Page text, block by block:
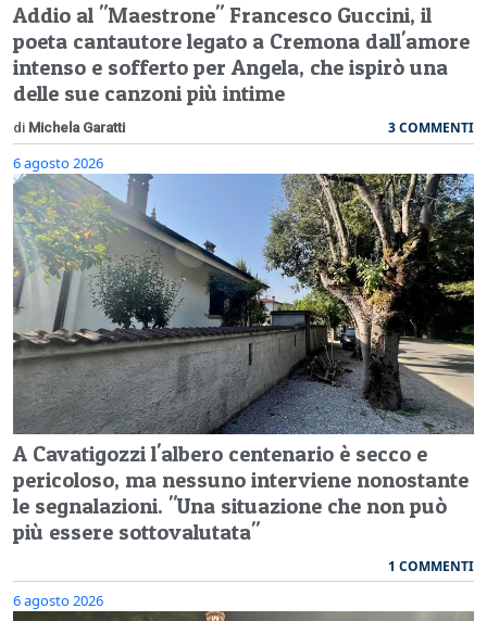
Addio al "Maestrone" Francesco Guccini, il
poeta cantautore legato a Cremona dall'amore
intenso e sofferto per Angela, che ispirò una
delle sue canzoni più intime
di Michela Garatti 3 COMMENTI
6 agosto 2026
A Cavatigozzi l'albero centenario è secco e
pericoloso, ma nessuno interviene nonostante
le segnalazioni. "Una situazione che non può
più essere sottovalutata"
1 COMMENTI
6 agosto 2026